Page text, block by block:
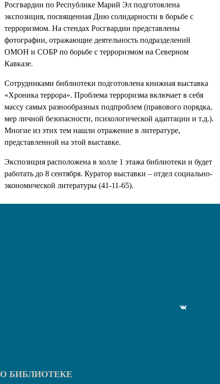
Росгвардии по Республике Марий Эл подготовлена
экспозиция, посвященная Дню солидарности в борьбе с
терроризмом. На стендах Росгвардии представлены
фотографии, отражающие деятельность подразделений
ОМОН и СОБР по борьбе с терроризмом на Северном
Кавказе.
Сотрудниками библиотеки подготовлена книжная выставка
«Хроника террора». Проблема терроризма включает в себя
массу самых разнообразных подпроблем (правового порядка,
мер личной безопасности, психологической адаптации и т.д.).
Многие из этих тем нашли отражение в литературе,
представленной на этой выставке.
Экспозиция расположена в холле 1 этажа библиотеки и будет
работать до 8 сентября. Куратор выставки – отдел социально-
экономической литературы (41-11-65).
ВКонтакте
О БИБЛИОТЕКЕ